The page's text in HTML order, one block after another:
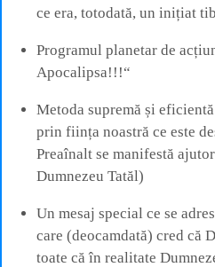
ce era, totodată, un inițiat
Programul planetar de
Apocalipsa!!!“
Metoda supremă și
prin ființa noastră ce este
Preaînalt se manifestă
Dumnezeu Tatăl)
Un mesaj special ce se
care (deocamdată) cred că
toate că în realitate